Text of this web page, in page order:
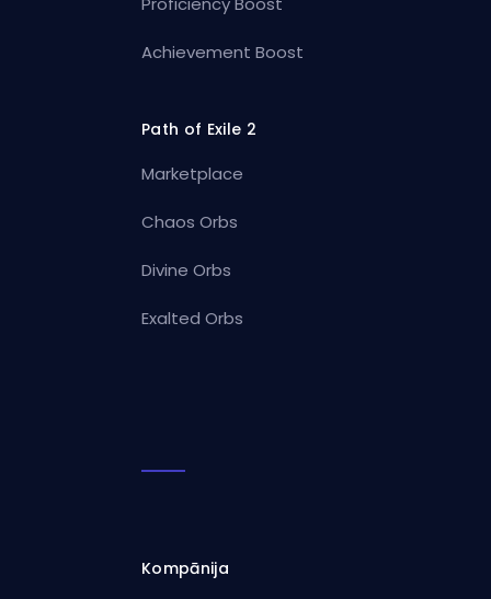
Achievement Boost
Path of Exile 2
Marketplace
Chaos Orbs
Divine Orbs
Exalted Orbs
Kompānija